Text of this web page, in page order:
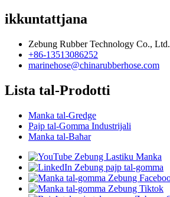
ikkuntattjana
Zebung Rubber Technology Co., Ltd.
+86-13513086252
marinehose@chinarubberhose.com
Lista tal-Prodotti
Manka tal-Gredge
Pajp tal-Gomma Industrijali
Manka tal-Baħar